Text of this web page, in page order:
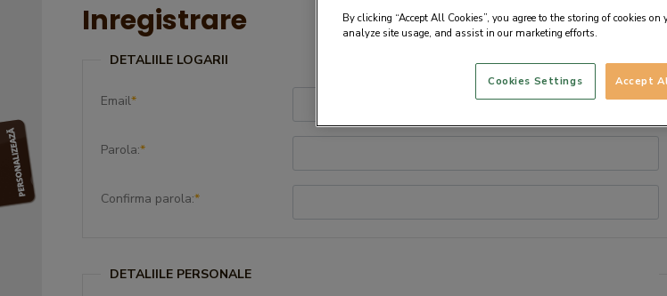
Inregistrare
DETALIILE LOGARII
Email*
Parola:*
Confirma parola:*
DETALIILE PERSONALE
By clicking “Accept All Cookies”, you agree to the storing of cookies
analyze site usage, and assist in our marketing efforts.
Accept
Cookies Settings